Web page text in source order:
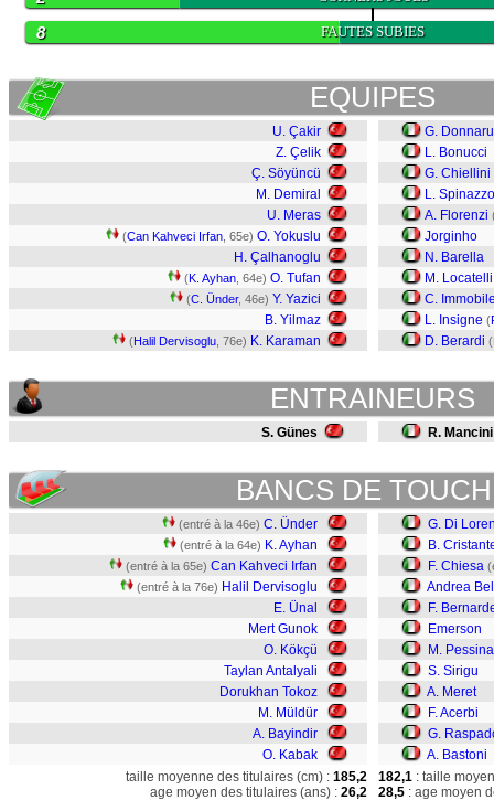
FAUTES SUBIES
8
EQUIPES
U. Çakir
Z. Çelik
Ç. Söyüncü
M. Demiral
U. Meras
(Can Kahveci Irfan , 65e) O. Yokuslu
H. Çalhanoglu
(K. Ayhan , 64e) O. Tufan
(C. Ünder, 46e) Y. Yazici
B. Yilmaz
(Halil Dervisoglu , 76e) K. Karaman
G.
L. Bonucci
G. Chiellini
L.
A. Florenzi
Jorginho
N. Barella
M. Locatelli
C.
L. Insigne (
D. Berardi (
ENTRAINEURS
S. Günes R. Mancini
BANCS DE
(entré à la 46e) C. Ünder
(entré à la 64e) K. Ayhan
(entré à la 65e) Can Kahveci Irfan
(entré à la 76e) Halil Dervisoglu
E. Ünal
Mert Gunok
O. Kökçü
Taylan Antalyali
Dorukhan Tokoz
M. Müldür
A. Bayindir
O. Kabak
G. Di
B.
F. Chiesa
Andrea
F.
Emerson
M. Pessina
S. Sirigu
A. Meret
F. Acerbi
G.
A. Bastoni
taille moyenne des titulaires (cm) : 185,2
age moyen des titulaires (ans) : 26,2
182,1 : taille
28,5 : age moyen